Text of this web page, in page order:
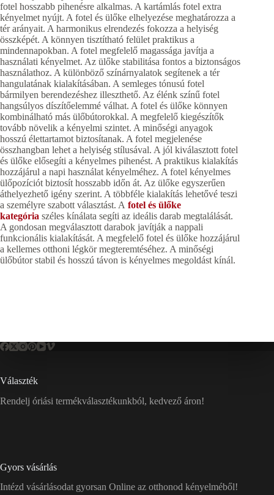
fotel hosszabb pihenésre alkalmas. A kartámlás fotel extra
kényelmet nyújt. A fotel és ülőke elhelyezése meghatározza a
tér arányait. A harmonikus elrendezés fokozza a helyiség
összképét. A könnyen tisztítható felület praktikus a
mindennapokban. A fotel megfelelő magassága javítja a
használati kényelmet. Az ülőke stabilitása fontos a biztonságos
használathoz. A különböző színárnyalatok segítenek a tér
hangulatának kialakításában. A semleges tónusú fotel
bármilyen berendezéshez illeszthető. Az élénk színű fotel
hangsúlyos díszítőelemmé válhat. A fotel és ülőke könnyen
kombinálható más ülőbútorokkal. A megfelelő kiegészítők
tovább növelik a kényelmi szintet. A minőségi anyagok
hosszú élettartamot biztosítanak. A fotel megjelenése
összhangban lehet a helyiség stílusával. A jól kiválasztott fotel
és ülőke elősegíti a kényelmes pihenést. A praktikus kialakítás
hozzájárul a napi használat kényelméhez. A fotel kényelmes
ülőpozíciót biztosít hosszabb időn át. Az ülőke egyszerűen
áthelyezhető igény szerint. A többféle kialakítás lehetővé teszi
a személyre szabott választást. A fotel és ülőke
kategória széles kínálata segíti az ideális darab megtalálását.
A gondosan megválasztott darabok javítják a nappali
funkcionális kialakítását. A megfelelő fotel és ülőke hozzájárul
a kellemes otthoni légkör megteremtéséhez. A minőségi
ülőbútor stabil és hosszú távon is kényelmes megoldást kínál.
Választék
Rendelj óriási termékválasztékunkból, kedvező áron!
Gyors vásárlás
Intézd vásárlásodat gyorsan Online az otthonod kényelméből!